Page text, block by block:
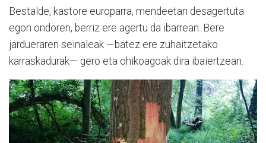
Bestalde, kastore europarra, mendeetan desagertuta
egon ondoren, berriz ere agertu da ibarrean. Bere
jardueraren seinaleak —batez ere zuhaitzetako
karraskadurak— gero eta ohikoagoak dira ibaiertzean.